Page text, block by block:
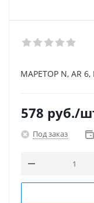
MAPETOP N, AR
578 руб./
Под заказ